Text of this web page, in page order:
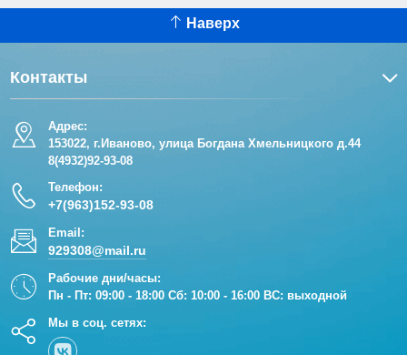
Наверх
Контакты
Адрес:
153022, г.Иваново, улица Богдана Хмельницкого д.44
8(4932)92-93-08
Телефон:
+7(963)152-93-08
Email:
929308@mail.ru
Рабочие дни/часы:
Пн - Пт: 09:00 - 18:00 Сб: 10:00 - 16:00 ВС: выходной
Мы в соц. сетях: